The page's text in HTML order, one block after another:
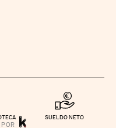
SUELDO NETO